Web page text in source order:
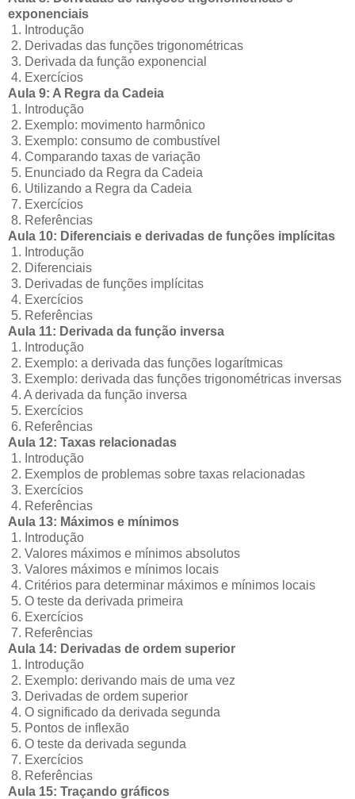
exponenciais
1. Introdução
2. Derivadas das funções trigonométricas
3. Derivada da função exponencial
4. Exercícios
Aula 9: A Regra da Cadeia
1. Introdução
2. Exemplo: movimento harmônico
3. Exemplo: consumo de combustível
4. Comparando taxas de variação
5. Enunciado da Regra da Cadeia
6. Utilizando a Regra da Cadeia
7. Exercícios
8. Referências
Aula 10: Diferenciais e derivadas de funções implícitas
1. Introdução
2. Diferenciais
3. Derivadas de funções implícitas
4. Exercícios
5. Referências
Aula 11: Derivada da função inversa
1. Introdução
2. Exemplo: a derivada das funções logarítmicas
3. Exemplo: derivada das funções trigonométricas inversas
4. A derivada da função inversa
5. Exercícios
6. Referências
Aula 12: Taxas relacionadas
1. Introdução
2. Exemplos de problemas sobre taxas relacionadas
3. Exercícios
4. Referências
Aula 13: Máximos e mínimos
1. Introdução
2. Valores máximos e mínimos absolutos
3. Valores máximos e mínimos locais
4. Critérios para determinar máximos e mínimos locais
5. O teste da derivada primeira
6. Exercícios
7. Referências
Aula 14: Derivadas de ordem superior
1. Introdução
2. Exemplo: derivando mais de uma vez
3. Derivadas de ordem superior
4. O significado da derivada segunda
5. Pontos de inflexão
6. O teste da derivada segunda
7. Exercícios
8. Referências
Aula 15: Traçando gráficos